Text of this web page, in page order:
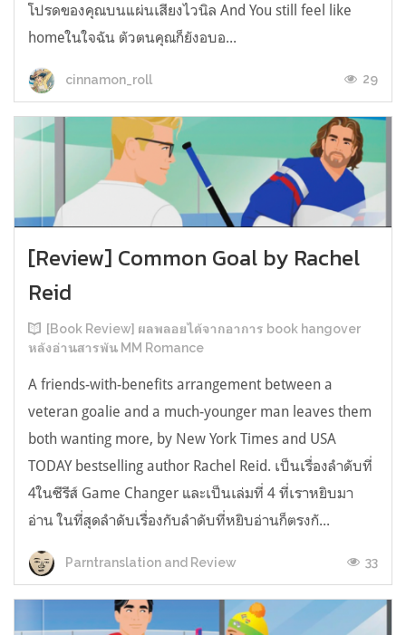
โปรดของคุณบนแผ่นเสียงไวนิล And You still feel like
homeในใจฉัน ตัวตนคุณก็ยังอบอ...
cinnamon_roll 29
[Review] Common Goal by Rachel
Reid
[Book Review] ผลพลอยได้จากอาการ book hangover
หลังอ่านสารพัน MM Romance
A friends-with-benefits arrangement between a
veteran goalie and a much-younger man leaves them
both wanting more, by New York Times and USA
TODAY bestselling author Rachel Reid. เป็นเรื่องลำดับที่
4ในซีรีส์ Game Changer และเป็นเล่มที่ 4 ที่เราหยิบมา
อ่าน ในที่สุดลำดับเรื่องกับลำดับที่หยิบอ่านก็ตรงกั...
Parntranslation and Review 33